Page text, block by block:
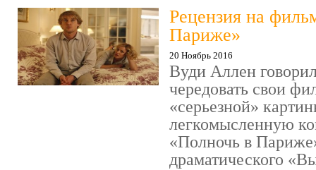
Рецензия на
Париже»
20 Ноябрь 2016
Вуди Аллен
чередовать свои
«серьезной»
легкомысленную
«Полночь в
драматического